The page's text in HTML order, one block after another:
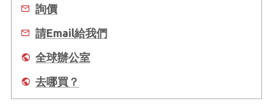
詢價
請Email給我們
全球辦公室
去哪買？